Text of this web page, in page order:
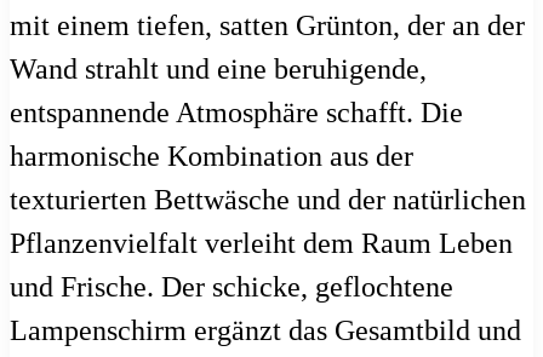
mit einem tiefen, satten Grünton, der an der
Wand strahlt und eine beruhigende,
entspannende Atmosphäre schafft. Die
harmonische Kombination aus der
texturierten Bettwäsche und der natürlichen
Pflanzenvielfalt verleiht dem Raum Leben
und Frische. Der schicke, geflochtene
Lampenschirm ergänzt das Gesamtbild und